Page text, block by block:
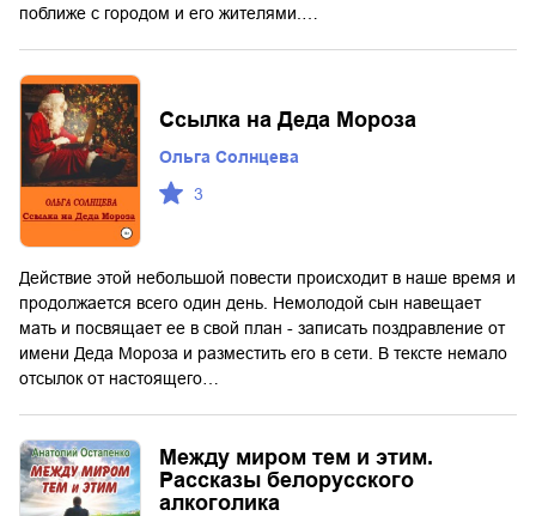
поближе с городом и его жителями.…
Ссылка на Деда Мороза
Ольга Солнцева
3
Действие этой небольшой повести происходит в наше время и
продолжается всего один день. Немолодой сын навещает
мать и посвящает ее в свой план - записать поздравление от
имени Деда Мороза и разместить его в сети. В тексте немало
отсылок от настоящего…
Между миром тем и этим.
Рассказы белорусского
алкоголика